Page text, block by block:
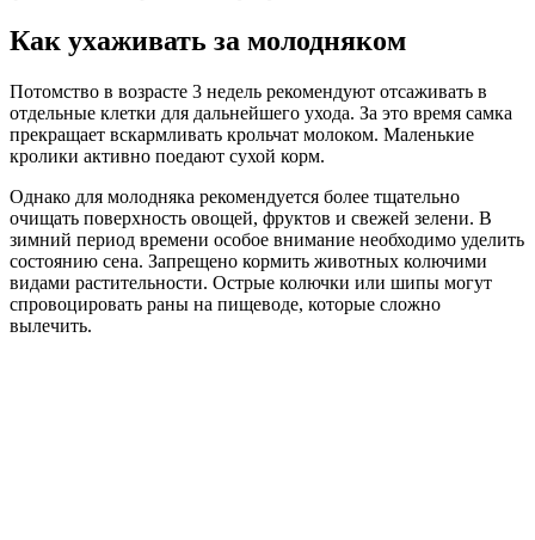
Как ухаживать за молодняком
Потомство в возрасте 3 недель рекомендуют отсаживать в
отдельные клетки для дальнейшего ухода. За это время самка
прекращает вскармливать крольчат молоком. Маленькие
кролики активно поедают сухой корм.
Однако для молодняка рекомендуется более тщательно
очищать поверхность овощей, фруктов и свежей зелени. В
зимний период времени особое внимание необходимо уделить
состоянию сена. Запрещено кормить животных колючими
видами растительности. Острые колючки или шипы могут
спровоцировать раны на пищеводе, которые сложно
вылечить.